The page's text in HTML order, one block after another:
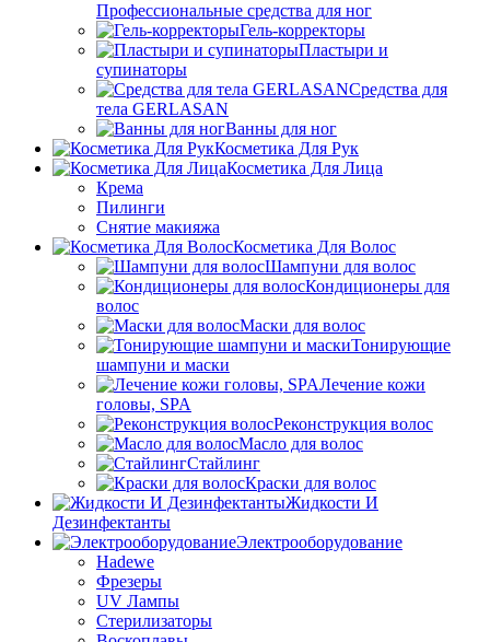
Профессиональные средства для ног
Гель-корректоры
Пластыри и
супинаторы
Средства для
тела GERLASAN
Ванны для ног
Косметика Для Рук
Косметика Для Лица
Крема
Пилинги
Снятие макияжа
Косметика Для Волос
Шампуни для волос
Кондиционеры для
волос
Маски для волос
Тонирующие
шампуни и маски
Лечение кожи
головы, SPA
Реконструкция волос
Масло для волос
Стайлинг
Краски для волос
Жидкости И
Дезинфектанты
Электрооборудование
Hadewe
Фрезеры
UV Лампы
Стерилизаторы